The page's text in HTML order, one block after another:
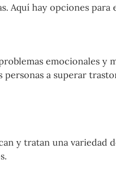
Aquí hay opciones para
emocionales y
a superar
y tratan una variedad